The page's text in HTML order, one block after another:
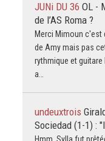
JUNi DU 36 OL -
de l’AS Roma ?
Merci Mimoun
de Amy mais pas
rythmique et
a…
undeuxtrois
Sociedad (1-1) :